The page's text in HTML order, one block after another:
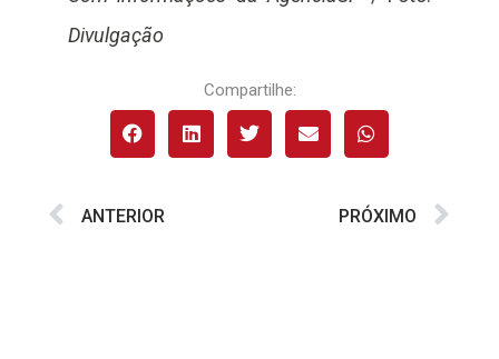
Divulgação
Compartilhe:
ANTERIOR PRÓXIMO